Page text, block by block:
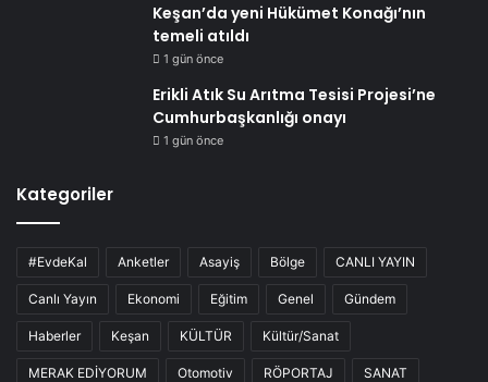
Keşan’da yeni Hükümet Konağı’nın
temeli atıldı
1 gün önce
Erikli Atık Su Arıtma Tesisi Projesi’ne
Cumhurbaşkanlığı onayı
1 gün önce
Kategoriler
#EvdeKal Anketler Asayiş Bölge CANLI YAYIN
Canlı Yayın Ekonomi Eğitim Genel Gündem
Haberler Keşan KÜLTÜR Kültür/Sanat
MERAK EDİYORUM Otomotiv RÖPORTAJ SANAT